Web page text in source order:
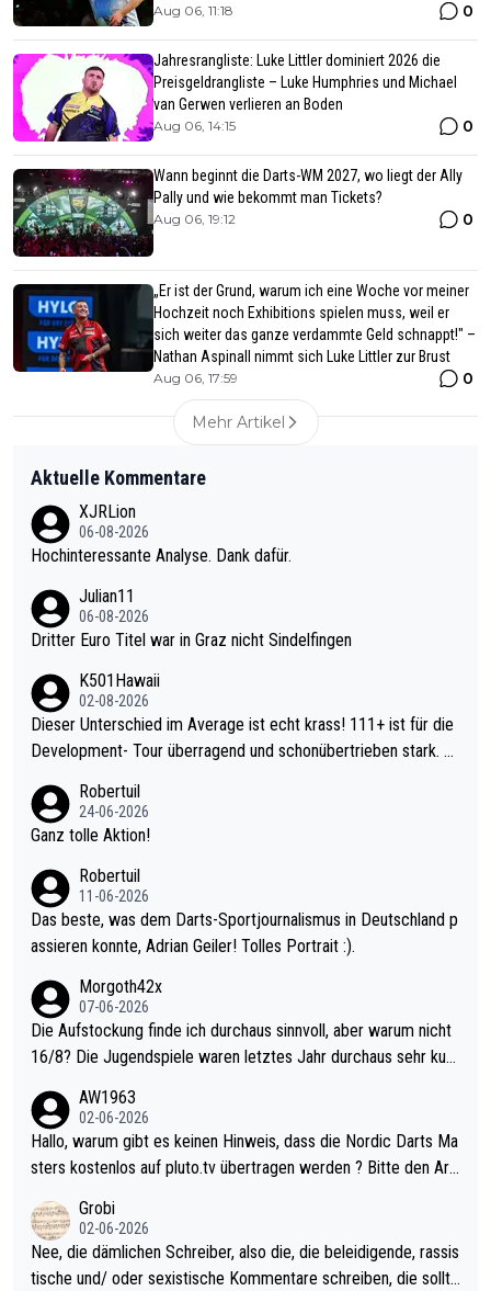
Aug 06, 11:18 0
Jahresrangliste: Luke Littler dominiert 2026 die
Preisgeldrangliste – Luke Humphries und Michael
van Gerwen verlieren an Boden
Aug 06, 14:15 0
Wann beginnt die Darts-WM 2027, wo liegt der Ally
Pally und wie bekommt man Tickets?
Aug 06, 19:12 0
„Er ist der Grund, warum ich eine Woche vor meiner
Hochzeit noch Exhibitions spielen muss, weil er
sich weiter das ganze verdammte Geld schnappt!" –
Nathan Aspinall nimmt sich Luke Littler zur Brust
Aug 06, 17:59 0
Mehr Artikel
Aktuelle Kommentare
XJRLion
06-08-2026
Hochinteressante Analyse. Dank dafür.
Julian11
06-08-2026
Dritter Euro Titel war in Graz nicht Sindelfingen
K501Hawaii
02-08-2026
Dieser Unterschied im Average ist echt krass! 111+ ist für die
Development- Tour überragend und schonübertrieben stark. U
mal 40+ erst recht. Da gewinnst keinen Blumentopf - ist ja noc
h krasser wie ein Pokalspiel eines Kreisligisten vs einem Bund
Robertuil
24-06-2026
Ganz tolle Aktion!
Robertuil
11-06-2026
Das beste, was dem Darts-Sportjournalismus in Deutschland p
assieren konnte, Adrian Geiler! Tolles Portrait :).
Morgoth42x
07-06-2026
Die Aufstockung finde ich durchaus sinnvoll, aber warum nicht
16/8? Die Jugendspiele waren letztes Jahr durchaus sehr kurz
Allerdings ist Mitchell Lawrie als Nummer 1 der Welt eh qualifi
ziert. Somit ändert die automatische Qualifikation des Weltmei
sters erstmal nichts. Ich denke sie wollen damit für nächstes J
ohl wenig WDF Turniere spielen. Dies war bei Archie Self letzt
es Jahr der Fall. Er musste als amtierender Weltmeister durch
den Qualifier und ich glaube kaum, dass Mitchel sich das (in Ve
AW1963
02-06-2026
Hallo, warum gibt es keinen Hinweis, dass die Nordic Darts Ma
sters kostenlos auf pluto.tv übertragen werden ? Bitte den Arti
Grobi
02-06-2026
Nee, die dämlichen Schreiber, also die, die beleidigende, rassis
tische und/ oder sexistische Kommentare schreiben, die sollte